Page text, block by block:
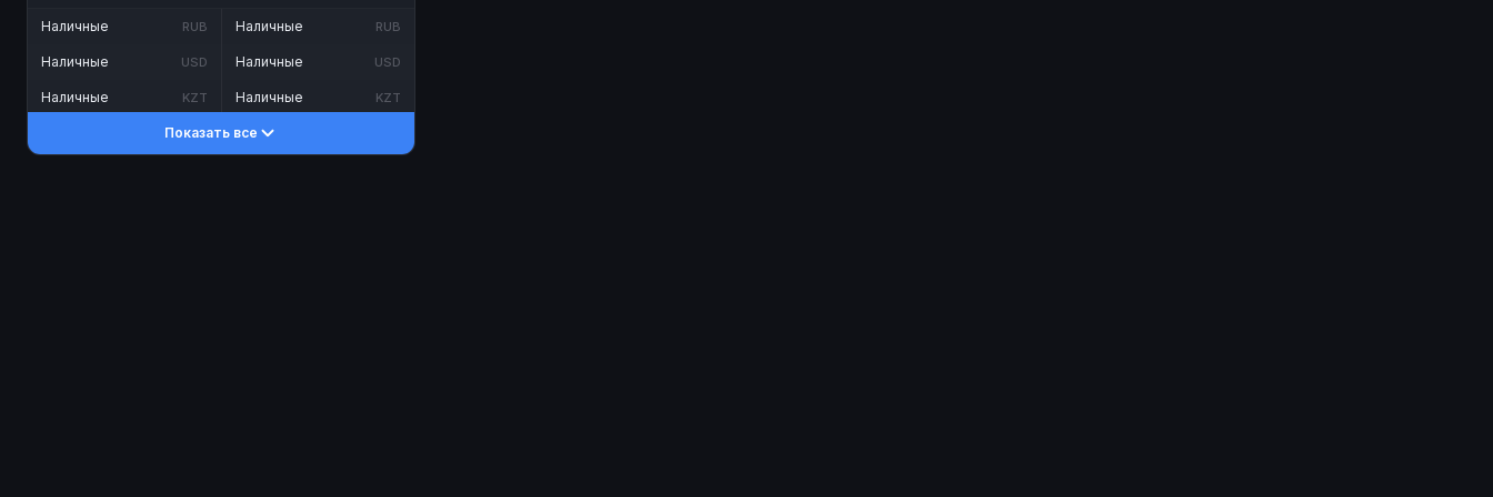
Наличные RUB
Наличные USD
Наличные KZT
Наличные RUB
Наличные USD
Наличные KZT
Показать все